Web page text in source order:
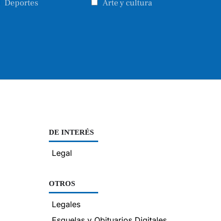
Deportes
Arte y cultura
DE INTERÉS
Legal
OTROS
Legales